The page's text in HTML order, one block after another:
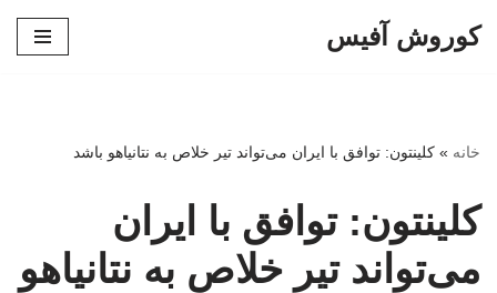
کوروش آفیس
خانه » کلینتون: توافق با ایران می‌تواند تیر خلاص به نتانیاهو باشد
کلینتون: توافق با ایران
می‌تواند تیر خلاص به نتانیاهو